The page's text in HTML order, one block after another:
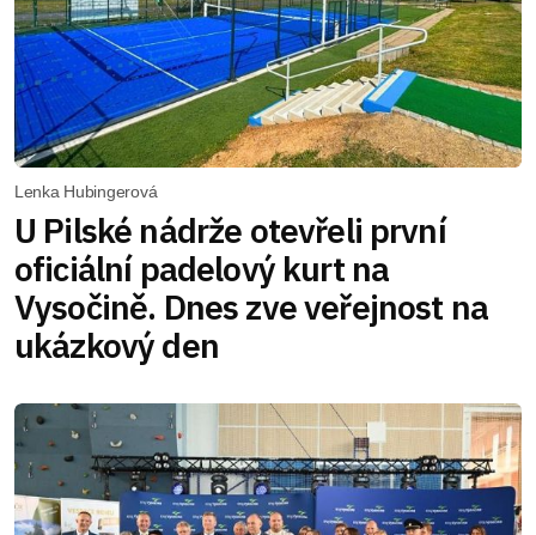
Lenka Hubingerová
U Pilské nádrže otevřeli první
oficiální padelový kurt na
Vysočině. Dnes zve veřejnost na
ukázkový den